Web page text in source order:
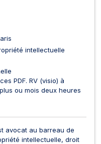
intellectuelle
PDF. RV (visio) à
ou mois deux heures
avocat au barreau de
intellectuelle, droit